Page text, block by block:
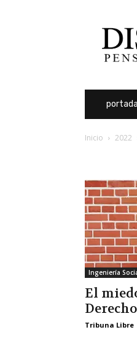
portada
Inicio 2022
Ingeniería
El
Derecho
Tribuna Libre